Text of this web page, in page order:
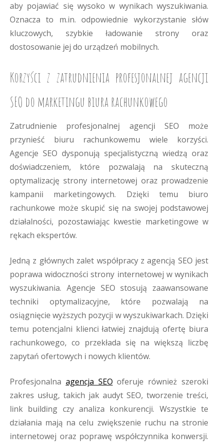
aby pojawiać się wysoko w wynikach wyszukiwania.
Oznacza to m.in. odpowiednie wykorzystanie słów
kluczowych, szybkie ładowanie strony oraz
dostosowanie jej do urządzeń mobilnych.
Korzyści z zatrudnienia profesjonalnej agencji
SEO do marketingu biura rachunkowego
Zatrudnienie profesjonalnej agencji SEO może
przynieść biuru rachunkowemu wiele korzyści.
Agencje SEO dysponują specjalistyczną wiedzą oraz
doświadczeniem, które pozwalają na skuteczną
optymalizację strony internetowej oraz prowadzenie
kampanii marketingowych. Dzięki temu biuro
rachunkowe może skupić się na swojej podstawowej
działalności, pozostawiając kwestie marketingowe w
rękach ekspertów.
Jedną z głównych zalet współpracy z agencją SEO jest
poprawa widoczności strony internetowej w wynikach
wyszukiwania. Agencje SEO stosują zaawansowane
techniki optymalizacyjne, które pozwalają na
osiągnięcie wyższych pozycji w wyszukiwarkach. Dzięki
temu potencjalni klienci łatwiej znajdują ofertę biura
rachunkowego, co przekłada się na większą liczbę
zapytań ofertowych i nowych klientów.
Profesjonalna agencja SEO oferuje również szeroki
zakres usług, takich jak audyt SEO, tworzenie treści,
link building czy analiza konkurencji. Wszystkie te
działania mają na celu zwiększenie ruchu na stronie
internetowej oraz poprawę współczynnika konwersji.